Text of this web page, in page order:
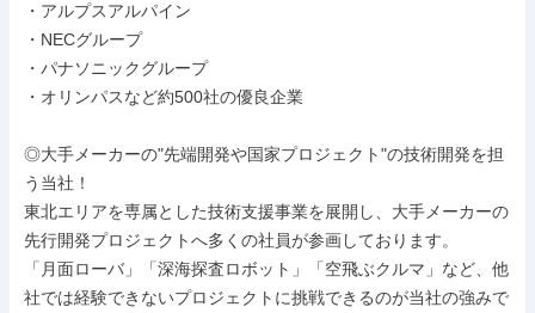
・アルプスアルパイン
・NECグループ
・パナソニックグループ
・オリンパスなど約500社の優良企業
◎大手メーカーの"先端開発や国家プロジェクト"の技術開発を担
う当社！
東北エリアを専属とした技術支援事業を展開し、大手メーカーの
先行開発プロジェクトへ多くの社員が参画しております。
「月面ローバ」「深海探査ロボット」「空飛ぶクルマ」など、他
社では経験できないプロジェクトに挑戦できるのが当社の強みで